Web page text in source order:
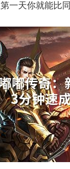
一天你就能比